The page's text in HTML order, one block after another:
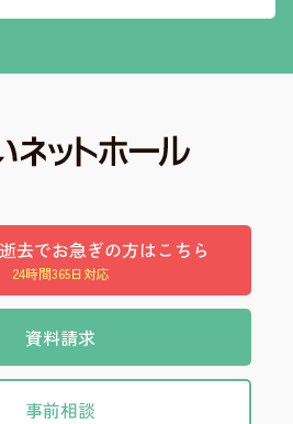
去でお急ぎの方はこちら
24時間365日対応
資料請求
事前相談